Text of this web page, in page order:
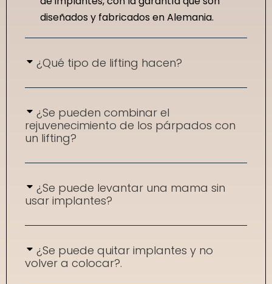
diseñados y fabricados en Alemania.
¿Qué tipo de lifting hacen?
¿Se pueden combinar el
rejuvenecimiento de los párpados con
un lifting?
¿Se puede levantar una mama sin
usar implantes?
¿Se puede quitar implantes y no
volver a colocar?.